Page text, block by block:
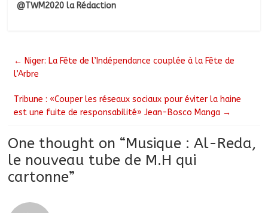
@TWM2020 la Rédaction
← Niger: La Fête de l’Indépendance couplée à la Fête de
l’Arbre
Tribune : «Couper les réseaux sociaux pour éviter la haine
est une fuite de responsabilité» Jean-Bosco Manga →
One thought on “Musique : Al-Reda,
le nouveau tube de M.H qui
cartonne”